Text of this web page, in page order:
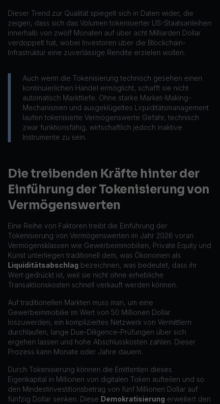
Dieser Trend zur Qualität spiegelt sich in Daten wider, die
zeigen, dass sich das Volumen tokenisierter US-Staatsanleihen
innerhalb von zwölf Monaten auf über acht Milliarden Dollar
verdoppelt hat, wobei Investoren über die Blockchain-
Infrastruktur eine zuverlässige Rendite erzielen wollen.
Auch wenn die Tokenisierung technisch gesehen einen
kontinuierlichen Handel ermöglicht, schafft sie nicht
automatisch Markttiefe. Ohne starke Market-Making-
Mechanismen und ausgeklügeltes Liquiditätsmanagement
laufen tokenisierte Vermögenswerte Gefahr, technisch
zwar funktionsfähig, wirtschaftlich jedoch inaktive
Instrumente zu sein.
Die treibenden Kräfte hinter der
Einführung der Tokenisierung von
Vermögenswerten
Eine Reihe von Faktoren treibt die Einführung der
Tokenisierung von Vermögenswerten im Jahr 2026 voran.
Vermögensklassen wie Gewerbeimmobilien, Private Equity und
Kunst unterliegen traditionell dem, was Ökonomen als
Liquiditätsabschlag bezeichnen, was bedeutet, dass ihr
Wert gedrückt ist, weil sie nicht ohne erhebliche
Transaktionskosten schnell verkauft werden können.
Auf traditionellen Märkten muss man, um eine
Gewerbeimmobilie im Wert von 50 Millionen Dollar
loszuwerden, ein kompliziertes Netzwerk von Vermittlern
durchlaufen, lange Due-Diligence-Prüfungen über sich
ergehen lassen und hohe Abschlusskosten zahlen. Dieser
Prozess kann Monate oder Jahre dauern.
Durch Tokenisierung können die Emittenten dieses
Eigenkapital in Millionen von digitalen Token aufteilen und so
den Mindestinvestitionsbetrag von fünf Millionen Dollar auf
fünfzig Dollar senken. Diese Demokratisierung erweitert den